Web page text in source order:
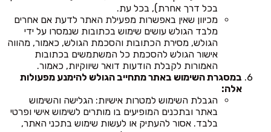
בכל דרך אחרת), בכל עת.
מכיוון שאין באפשרות מפעילת האתר לדעת אם אחרים
מלבד הגולש עושים שימוש בכתובות שנמסרו על ידי
הגולש, מסירת הכתובות והסכמת הגולש, כאמור, מהווה
אישור הגולש להסכמת כל המשתמשים בכתובות
האמורות לקבלת הודעות דואר שיווקיות, כאמור.
במסגרת השימוש באתר מתחייב הגולש להימנע מפעולות
אלה:
הגבלת השימוש למטרות אישיות: הגלישה והשימוש
באתר ובתכנים המופיעים בו מותרים לשימוש אישי ופרטי
בלבד. אסור להעתיק או לעשות שימוש בתכני האתר,